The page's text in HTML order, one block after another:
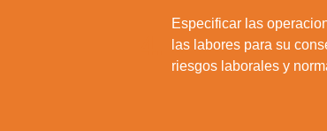
Especificar las
las labores para su
riesgos laborales y